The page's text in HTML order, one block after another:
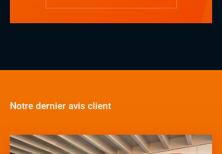
Notre dernier avis client